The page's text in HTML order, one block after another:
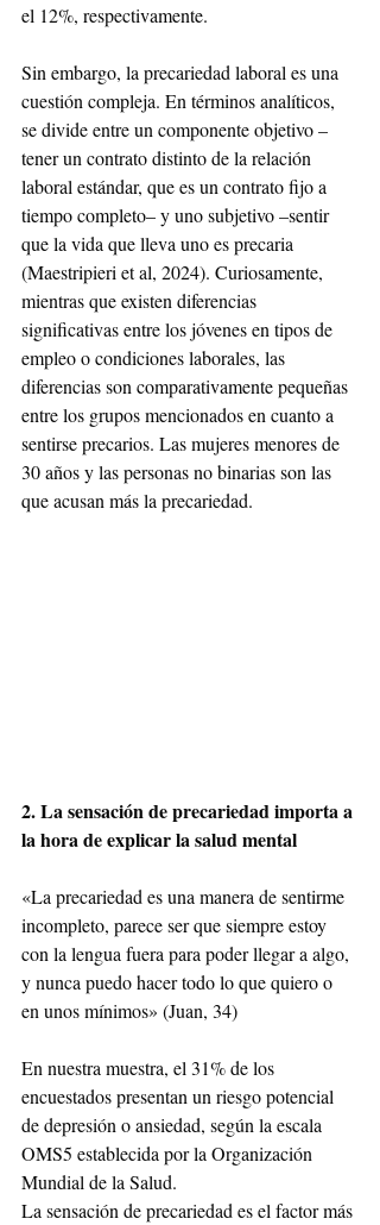
el 12%, respectivamente.
Sin embargo, la precariedad laboral es una
cuestión compleja. En términos analíticos,
se divide entre un componente objetivo –
tener un contrato distinto de la relación
laboral estándar, que es un contrato fijo a
tiempo completo– y uno subjetivo –sentir
que la vida que lleva uno es precaria
(Maestripieri et al, 2024). Curiosamente,
mientras que existen diferencias
significativas entre los jóvenes en tipos de
empleo o condiciones laborales, las
diferencias son comparativamente pequeñas
entre los grupos mencionados en cuanto a
sentirse precarios. Las mujeres menores de
30 años y las personas no binarias son las
que acusan más la precariedad.
2. La sensación de precariedad importa a
la hora de explicar la salud mental
«La precariedad es una manera de sentirme
incompleto, parece ser que siempre estoy
con la lengua fuera para poder llegar a algo,
y nunca puedo hacer todo lo que quiero o
en unos mínimos» (Juan, 34)
En nuestra muestra, el 31% de los
encuestados presentan un riesgo potencial
de depresión o ansiedad, según la escala
OMS5 establecida por la Organización
Mundial de la Salud.
La sensación de precariedad es el factor más